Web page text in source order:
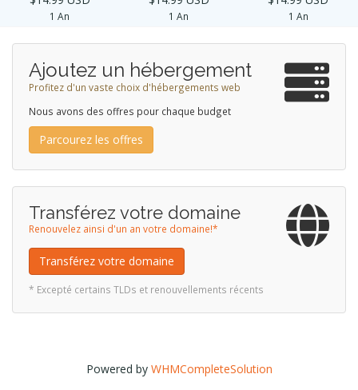
1 An 1 An 1 An
Ajoutez un hébergement
Profitez d'un vaste choix d'hébergements web
Nous avons des offres pour chaque budget
Parcourez les offres
Transférez votre domaine
Renouvelez ainsi d'un an votre domaine!*
Transférez votre domaine
* Excepté certains TLDs et renouvellements récents
Powered by WHMCompleteSolution